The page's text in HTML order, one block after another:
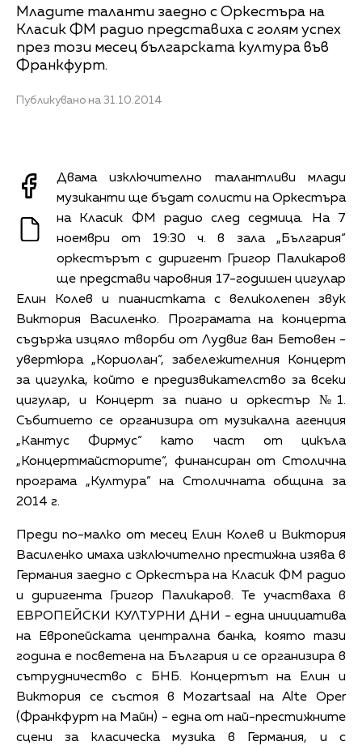
Младите таланти заедно с Оркестъра на
Класик ФМ радио представиха с голям успех
през този месец българската култура във
Франкфурт.
Публикувано на 31.10.2014
Двама изключително талантливи млади
музиканти ще бъдат солисти на Оркестъра
на Класик ФМ радио след седмица. На 7
ноември от 19:30 ч. в зала „България“
оркестърът с диригент Григор Паликаров
ще представи чаровния 17-годишен цигулар
Елин Колев и пианистката с великолепен звук
Виктория Василенко. Програмата на концерта
съдържа изцяло творби от Лудвиг ван Бетовен -
увертюра „Кориолан“, забележителния Концерт
за цигулка, който е предизвикателство за всеки
цигулар, и Концерт за пиано и оркестър №1.
Събитието се организира от музикална агенция
„Кантус Фирмус“ като част от цикъла
„Концертмайсторите“, финансиран от Столична
програма „Култура” на Столичната община за
2014 г.
Преди по-малко от месец Елин Колев и Виктория
Василенко имаха изключително престижна изява в
Германия заедно с Оркестъра на Класик ФМ радио
и диригента Григор Паликаров. Те участваха в
ЕВРОПЕЙСКИ КУЛТУРНИ ДНИ - една инициатива
на Европейската централна банка, която тази
година е посветена на България и се организира в
сътрудничество с БНБ. Концертът на Елин и
Виктория се състоя в Mozartsaal на Alte Oper
(Франкфурт на Майн) - една от най-престижните
сцени за класическа музика в Германия, и с